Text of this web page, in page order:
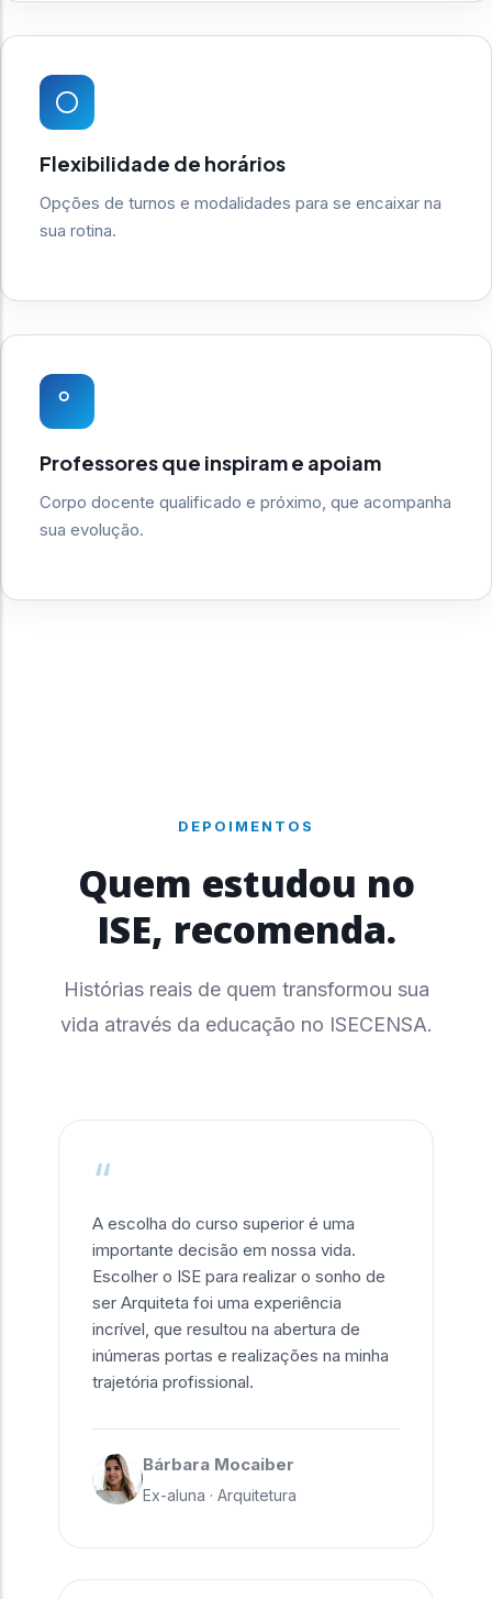
Flexibilidade de horários
Opções de turnos e modalidades para se encaixar na
sua rotina.
Professores que inspiram e apoiam
Corpo docente qualificado e próximo, que acompanha
sua evolução.
DEPOIMENTOS
Quem estudou no
ISE, recomenda.
Histórias reais de quem transformou sua
vida através da educação no ISECENSA.
“
A escolha do curso superior é uma
importante decisão em nossa vida.
Escolher o ISE para realizar o sonho de
ser Arquiteta foi uma experiência
incrível, que resultou na abertura de
inúmeras portas e realizações na minha
trajetória profissional.
Bárbara Mocaiber
Ex-aluna · Arquitetura